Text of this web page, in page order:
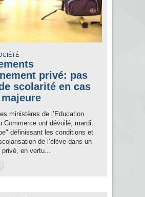
privé: pas
scolarité en cas
ministères de l’Education
Commerce ont dévoilé, mardi,
définissant les conditions et
de l’élève dans un
en vertu...